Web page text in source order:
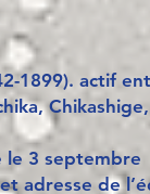
1899). actif
le 3
adresse de